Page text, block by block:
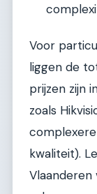
Voor
liggen de
prijzen zijn
zoals
kwaliteit).
Vlaanderen